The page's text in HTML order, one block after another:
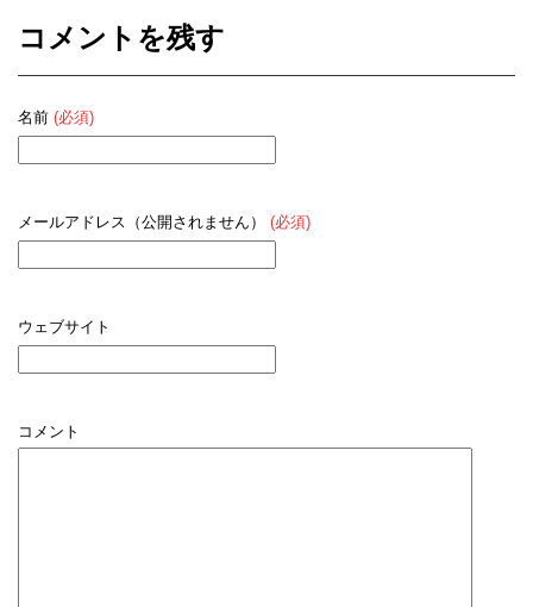
コメントを残す
名前 (必須)
メールアドレス（公開されません） (必須)
ウェブサイト
コメント